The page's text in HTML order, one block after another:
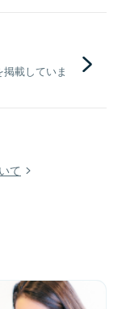
載していま
て